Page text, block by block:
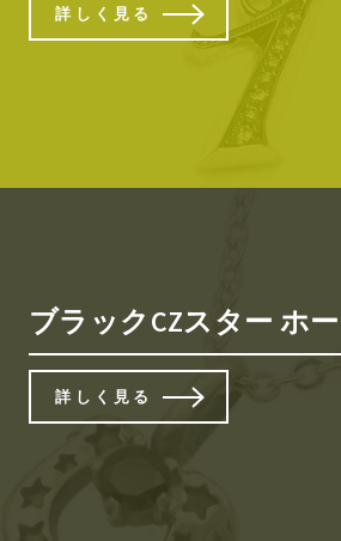
詳しく見る
ブラックCZスター ホ
詳しく見る